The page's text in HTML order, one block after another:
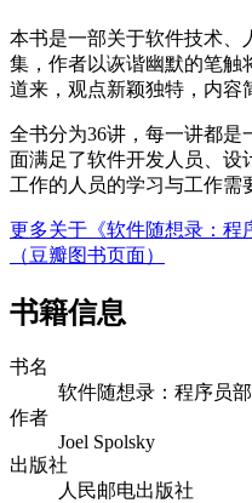
本书是一部关于软件技术、
集，作者以诙谐幽默的笔触
道来，观点新颖独特，内容
全书分为36讲，每一讲都是
面满足了软件开发人员、设
工作的人员的学习与工作需
更多关于《软件随想录：程
（豆瓣图书页面）
书籍信息
书名
软件随想录：程序员
作者
Joel Spolsky
出版社
人民邮电出版社